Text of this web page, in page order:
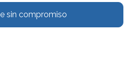
sin compromiso